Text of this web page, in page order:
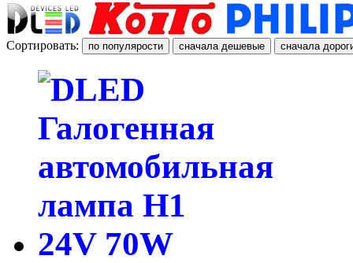
Сортировать: